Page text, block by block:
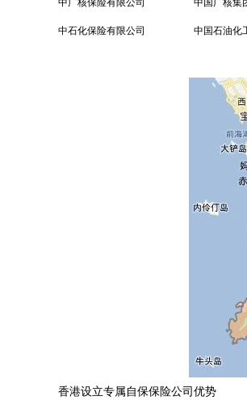
中广核保险有限公司 中国
中石化保险有限公司 中国石油
香港设立专属自保保险公司优势